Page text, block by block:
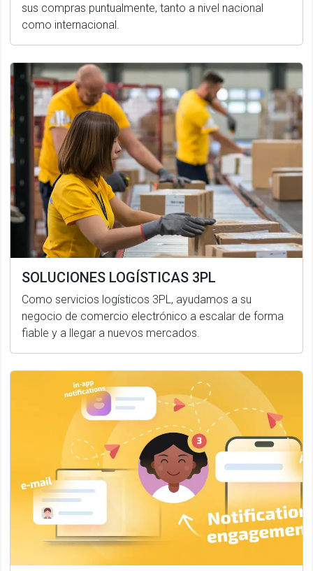
sus compras puntualmente, tanto a nivel nacional
como internacional.
SOLUCIONES LOGÍSTICAS 3PL
Como servicios logísticos 3PL, ayudamos a su
negocio de comercio electrónico a escalar de forma
fiable y a llegar a nuevos mercados.